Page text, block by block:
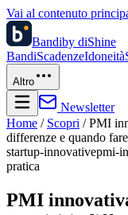
Vai al contenuto
Bandiby diShine
BandiScadenzeIdoneità
Altro
Newsletter
Home / Scopri / PMI
differenze e quando
startup-innovativepmi-
pratica
PMI